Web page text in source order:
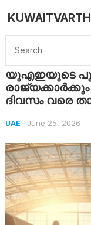
Home UAE യുഎഇയുടെ
യുഎഇയുടെ
ദിവസം വരെ
UAE June 25, 2026